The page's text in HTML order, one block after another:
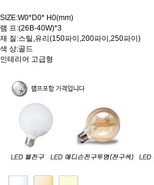
SIZE:W0*D0* H0(mm)
램 프:(26B-40W)*3
재 질:스틸,유리(150파이,200파이,250파이)
색 상:골드
인테리어 고급형